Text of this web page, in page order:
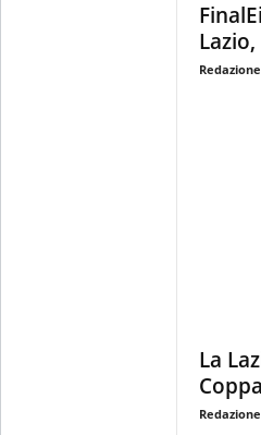
Redazione
La
Redazione